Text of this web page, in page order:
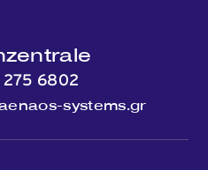
275 6802
systems.gr